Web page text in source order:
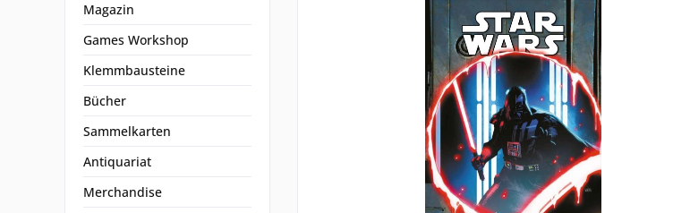
Magazin
Games Workshop
Klemmbausteine
Bücher
Sammelkarten
Antiquariat
Merchandise